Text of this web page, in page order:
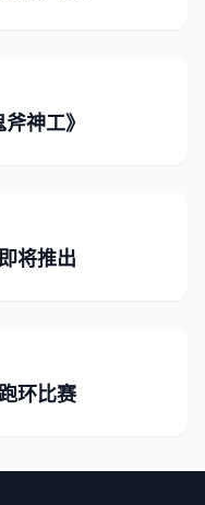
神工》
将推出
环比赛